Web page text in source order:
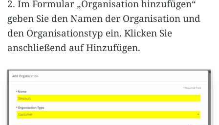
2. Im Formular „Organisation hinzufügen“
geben Sie den Namen der Organisation und
den Organisationstyp ein. Klicken Sie
anschließend auf Hinzufügen.